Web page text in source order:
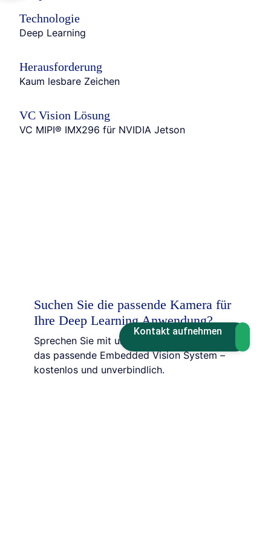
Technologie
Deep Learning
Heraus­forderung
Kaum lesbare Zeichen
VC Vision Lösung
VC MIPI® IMX296 für NVIDIA Jetson
Suchen Sie die passende Kamera für
Ihre Deep Learning Anwendung?
Sprechen Sie mit uns über Ihr Projekt und
das passende Embedded Vision System –
kostenlos und unverbindlich.
Kontakt aufnehmen